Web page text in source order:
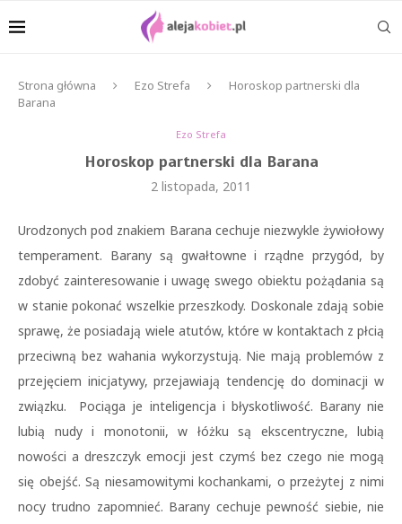
Strona główna Ezo Strefa
Horoskop partnerski dla
Barana
Ezo Strefa
Horoskop partnerski dla Barana
2 listopada, 2011
Urodzonych pod znakiem Barana cechuje niezwykle żywiołowy
temperament. Barany są gwałtowne i rządne przygód, by
zdobyć zainteresowanie i uwagę swego obiektu pożądania są
w stanie pokonać wszelkie przeszkody. Doskonale zdają sobie
sprawę, że posiadają wiele atutów, które w kontaktach z płcią
przeciwną bez wahania wykorzystują. Nie mają problemów z
przejęciem inicjatywy, przejawiają tendencję do dominacji w
związku. Pociąga je inteligencja i błyskotliwość. Barany nie
lubią nudy i monotonii, w łóżku są ekscentryczne, lubią
nowości a dreszczyk emocji jest czymś bez czego nie mogą
się obejść. Są niesamowitymi kochankami, o przeżytej z nimi
nocy trudno zapomnieć. Barany cechuje pewność siebie, nie